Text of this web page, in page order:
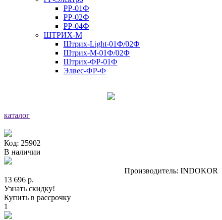
РР-01Ф
РР-02Ф
РР-04Ф
ШТРИХ-М
Штрих-Light-01Ф/02Ф
Штрих-М-01Ф/02Ф
Штрих-ФР-01Ф
Элвес-ФР-Ф
каталог
Код: 25902
В наличии
Производитель: INDOKOR
13 696 р.
Узнать скидку!
Купить в рассрочку
1